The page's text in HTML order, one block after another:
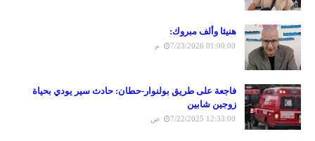
هنيئا وألف مبروك:
7/23/2026 01:00:00 م
فاجعة على طريق بولنوار-حطان: حادث سير يودي بحياة
زوجين شابين
7/22/2025 12:33:00 ص